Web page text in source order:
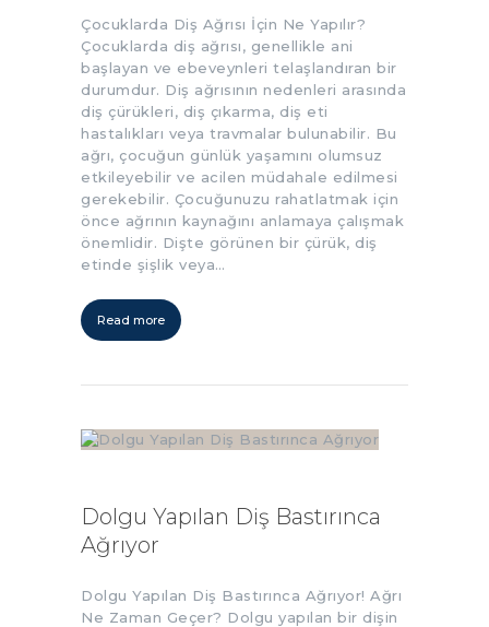
Çocuklarda Diş Ağrısı İçin Ne Yapılır?
Çocuklarda diş ağrısı, genellikle ani
başlayan ve ebeveynleri telaşlandıran bir
durumdur. Diş ağrısının nedenleri arasında
diş çürükleri, diş çıkarma, diş eti
hastalıkları veya travmalar bulunabilir. Bu
ağrı, çocuğun günlük yaşamını olumsuz
etkileyebilir ve acilen müdahale edilmesi
gerekebilir. Çocuğunuzu rahatlatmak için
önce ağrının kaynağını anlamaya çalışmak
önemlidir. Dişte görünen bir çürük, diş
etinde şişlik veya…
Read more
Dolgu Yapılan Diş Bastırınca
Ağrıyor
Dolgu Yapılan Diş Bastırınca Ağrıyor! Ağrı
Ne Zaman Geçer? Dolgu yapılan bir dişin